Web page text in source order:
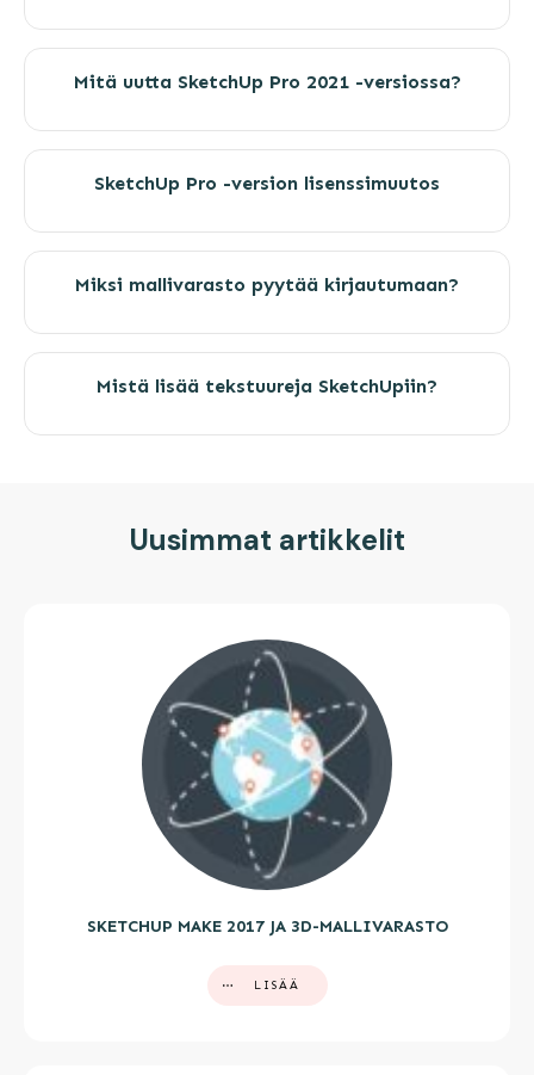
Mitä uutta SketchUp Pro 2021 -versiossa?
SketchUp Pro -version lisenssimuutos
Miksi mallivarasto pyytää kirjautumaan?
Mistä lisää tekstuureja SketchUpiin?
Uusimmat artikkelit
SKETCHUP MAKE 2017 JA 3D-MALLIVARASTO
LISÄÄ